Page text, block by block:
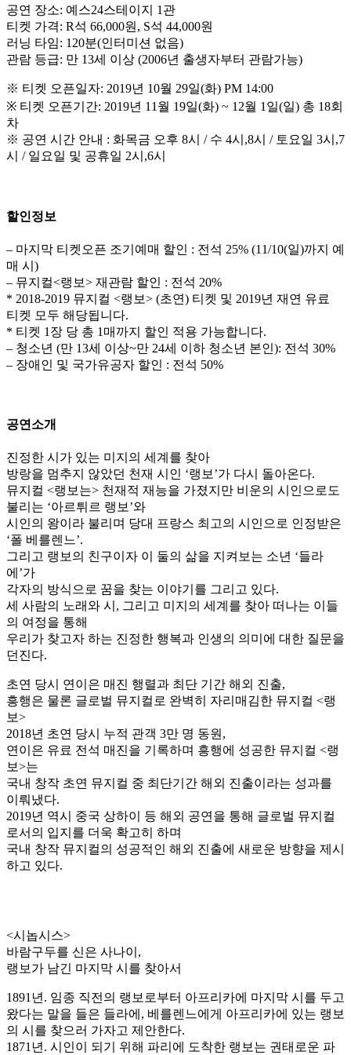
공연 장소: 예스24스테이지 1관
티켓 가격: R석 66,000원, S석 44,000원
러닝 타임: 120분(인터미션 없음)
관람 등급: 만 13세 이상 (2006년 출생자부터 관람가능)
※ 티켓 오픈일자: 2019년 10월 29일(화) PM 14:00
※ 티켓 오픈기간: 2019년 11월 19일(화) ~ 12월 1일(일) 총 18회
차
※ 공연 시간 안내 : 화목금 오후 8시 / 수 4시,8시 / 토요일 3시,7
시 / 일요일 및 공휴일 2시,6시
할인정보
– 마지막 티켓오픈 조기예매 할인 : 전석 25% (11/10(일)까지 예
매 시)
– 뮤지컬<랭보> 재관람 할인 : 전석 20%
* 2018-2019 뮤지컬 <랭보> (초연) 티켓 및 2019년 재연 유료
티켓 모두 해당됩니다.
* 티켓 1장 당 총 1매까지 할인 적용 가능합니다.
– 청소년 (만 13세 이상~만 24세 이하 청소년 본인): 전석 30%
– 장애인 및 국가유공자 할인 : 전석 50%
공연소개
진정한 시가 있는 미지의 세계를 찾아
방랑을 멈추지 않았던 천재 시인 ‘랭보’가 다시 돌아온다.
뮤지컬 <랭보는> 천재적 재능을 가졌지만 비운의 시인으로도
불리는 ‘아르튀르 랭보’와
시인의 왕이라 불리며 당대 프랑스 최고의 시인으로 인정받은
‘폴 베를렌느’.
그리고 랭보의 친구이자 이 둘의 삶을 지켜보는 소년 ‘들라
에’가
각자의 방식으로 꿈을 찾는 이야기를 그리고 있다.
세 사람의 노래와 시, 그리고 미지의 세계를 찾아 떠나는 이들
의 여정을 통해
우리가 찾고자 하는 진정한 행복과 인생의 의미에 대한 질문을
던진다.
초연 당시 연이은 매진 행렬과 최단 기간 해외 진출,
흥행은 물론 글로벌 뮤지컬로 완벽히 자리매김한 뮤지컬 <랭
보>
2018년 초연 당시 누적 관객 3만 명 동원,
연이은 유료 전석 매진을 기록하며 흥행에 성공한 뮤지컬 <랭
보>는
국내 창작 초연 뮤지컬 중 최단기간 해외 진출이라는 성과를
이뤄냈다.
2019년 역시 중국 상하이 등 해외 공연을 통해 글로벌 뮤지컬
로서의 입지를 더욱 확고히 하며
국내 창작 뮤지컬의 성공적인 해외 진출에 새로운 방향을 제시
하고 있다.
<시놉시스>
바람구두를 신은 사나이,
랭보가 남긴 마지막 시를 찾아서
1891년. 임종 직전의 랭보로부터 아프리카에 마지막 시를 두고
왔다는 말을 들은 들라에, 베를렌느에게 아프리카에 있는 랭보
의 시를 찾으러 가자고 제안한다.
1871년. 시인이 되기 위해 파리에 도착한 랭보는 권태로운 파